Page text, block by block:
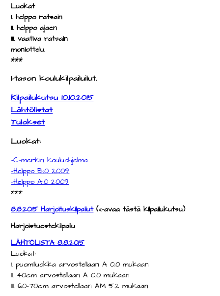
Luokat
1. helppo ratsain
11. helppo ajaen
111. vaativa ratsain
moniottelu.
***
1-tason koulukilpailuilut.
Kilpailukutsu 10.10.2015
Lähtölistat
Tulokset
Luokat:
-C-merkin kouluohjelma
-Helppo B:0 2009
-Helppo A:0 2009
***
8.8.2015 Harjoituskilpailut(<-avaa tästä kilpailukutsu)
Harjoistuestekilpailu
LÄHTÖLISTA 8.8.2015
Luokat:
1. puomiluokkaarvostellaan A 0.0 mukaan
II. 40cmarvostellaan A 0.0 mukaan
III.60-70cmarvostellaan AM 5.2 mukaan